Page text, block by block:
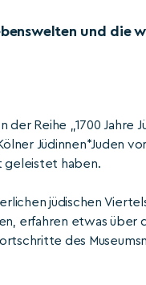
und die
Reihe „1700 Jahre
Jüdinnen*Juden
geleistet haben.
jüdischen
erfahren etwas über
des